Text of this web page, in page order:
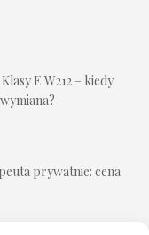
E W212 – kiedy
prywatnie: cena